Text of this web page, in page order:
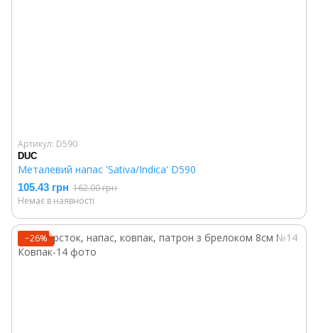
Артикул: D590
DUC
Металевий напас 'Sativa/Indica' D590
105.43 грн 162.00 грн
Немає в наявності
−26%